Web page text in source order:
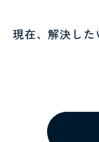
現在、解決した